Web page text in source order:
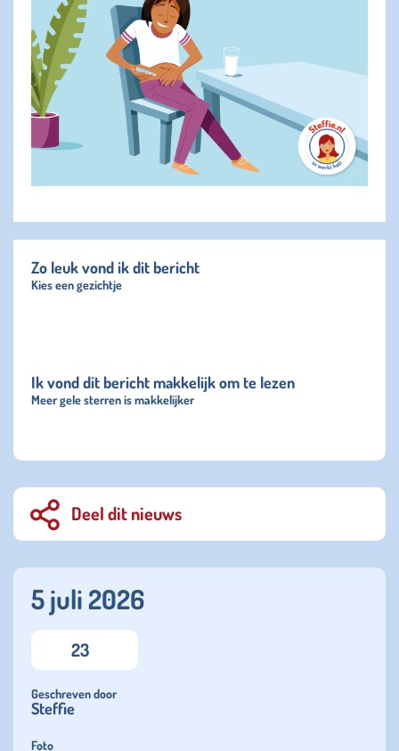
Zo leuk vond ik dit bericht
Kies een gezichtje
Ik vond dit bericht makkelijk om te lezen
Meer gele sterren is makkelijker
Deel dit nieuws
5 juli 2026
23
Geschreven door
Steffie
Foto